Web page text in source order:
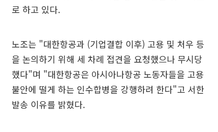
로 하고 있다.
노조는 "대한항공과 (기업결합 이후) 고용 및 처우 등
을 논의하기 위해 세 차례 접견을 요청했으나 무시당
했다"며 "대한항공은 아시아나항공 노동자들을 고용
불안에 떨게 하는 인수합병을 강행하려 한다"고 서한
발송 이유를 밝혔다.